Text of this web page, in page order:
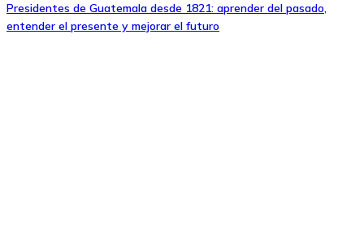
Presidentes de Guatemala desde 1821: aprender del pasado,
entender el presente y mejorar el futuro